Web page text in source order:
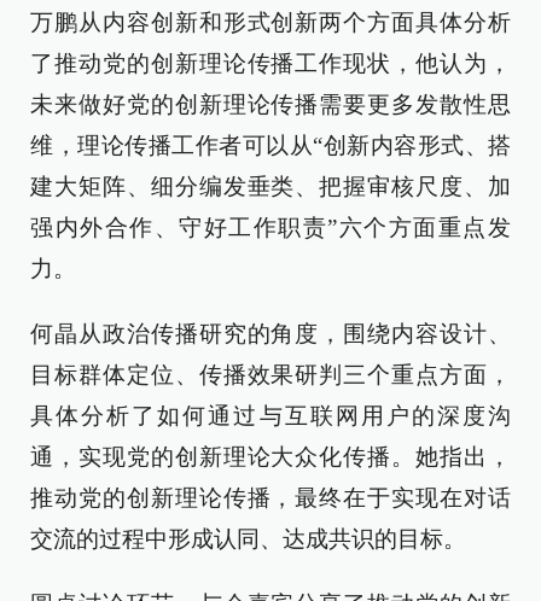
万鹏从内容创新和形式创新两个方面具体分析
了推动党的创新理论传播工作现状，他认为，
未来做好党的创新理论传播需要更多发散性思
维，理论传播工作者可以从“创新内容形式、搭
建大矩阵、细分编发垂类、把握审核尺度、加
强内外合作、守好工作职责”六个方面重点发
力。
何晶从政治传播研究的角度，围绕内容设计、
目标群体定位、传播效果研判三个重点方面，
具体分析了如何通过与互联网用户的深度沟
通，实现党的创新理论大众化传播。她指出，
推动党的创新理论传播，最终在于实现在对话
交流的过程中形成认同、达成共识的目标。